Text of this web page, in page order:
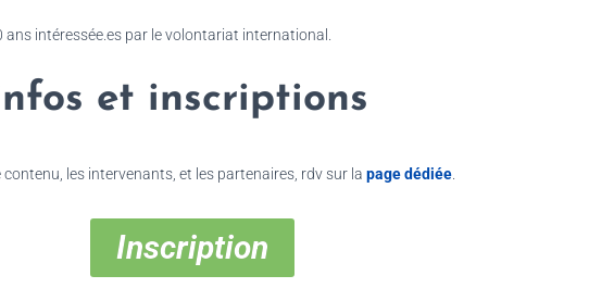
intéressée.es par le volontariat international.
et inscriptions
les intervenants, et les partenaires, rdv sur la page dédiée
Inscription